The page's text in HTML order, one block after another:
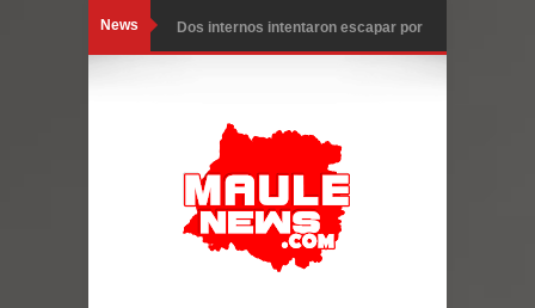
News Dos internos intentaron escapar por
Temporal obliga a cerrar
anticipadamente la Fiesta del
Chancho en Talca tras caída de
ramas cerca de carpas